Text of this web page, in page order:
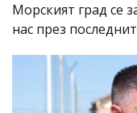
Морският град се
нас през